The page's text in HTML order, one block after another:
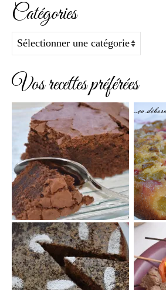
Catégories
Catégories
Vos recettes préférées